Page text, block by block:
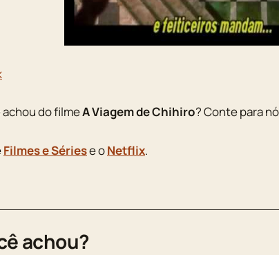
achou do filmeA Viagem de Chihiro? Conte para
Filmes e Sériese oNetflix.
achou?